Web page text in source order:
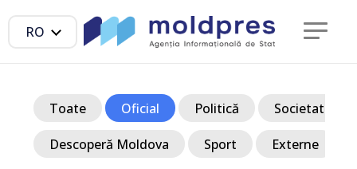
RO
Toate Oficial Politică Societate
Descoperă Moldova Sport Externe